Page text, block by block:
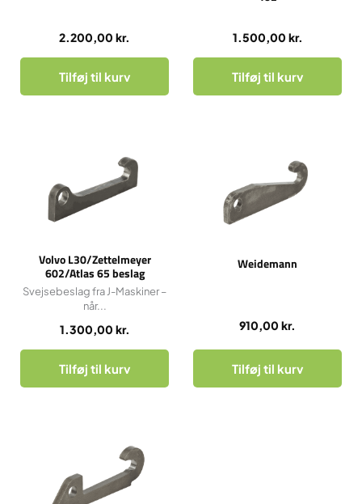
2.200,00 kr.
Tilføj til kurv
1.500,00 kr.
Tilføj til kurv
Volvo L30/Zettelmeyer
602/Atlas 65 beslag
1.300,00 kr.
Svejsebeslag fra J-Maskiner –
når...
Tilføj til kurv
Weidemann
910,00 kr.
Tilføj til kurv